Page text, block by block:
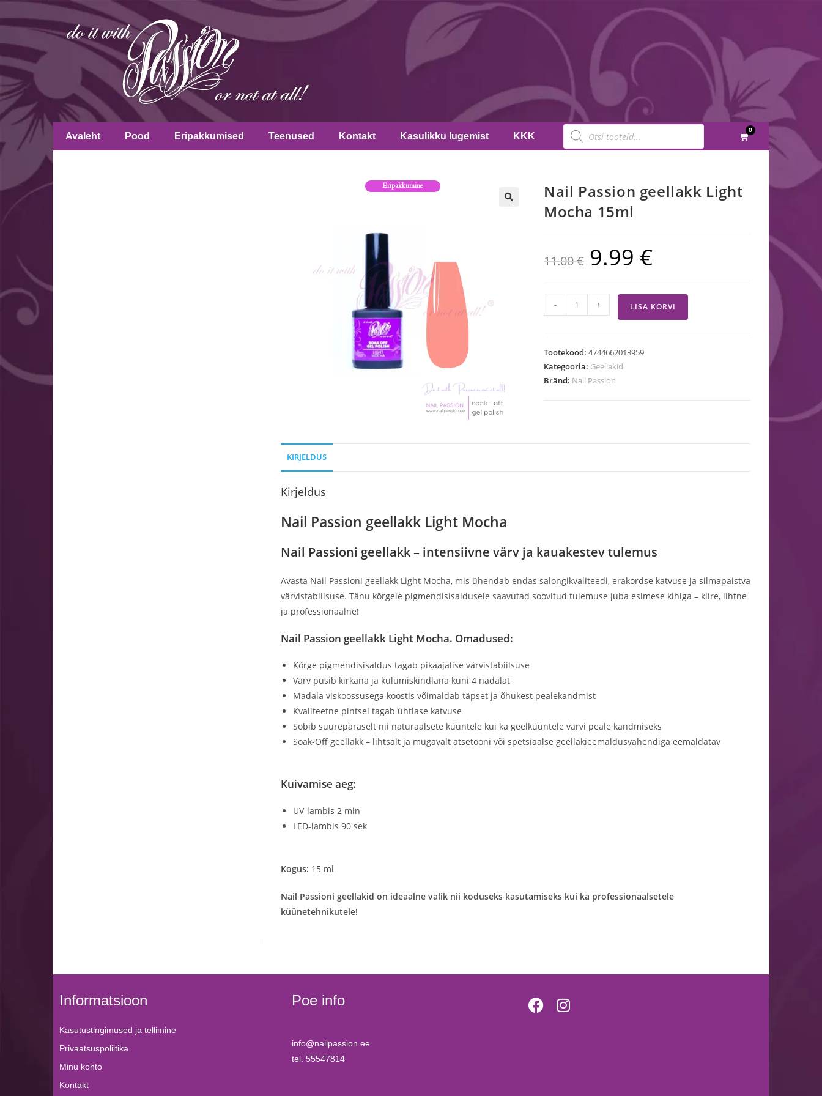
Avaleht Pood Eripakkumised Teenused Kontakt Kasulikku lugemist KKK
0
Eripakkumine
Nail Passion geellakk Light
Mocha 15ml
11.00€ 9.99 €
- + LISA KORVI
Tootekood: 4744662013959
Kategooria: Geellakid
Bränd: Nail Passion
KIRJELDUS
Kirjeldus
Nail Passion geellakk Light Mocha
Nail Passioni geellakk – intensiivne värv ja kauakestev tulemus
Avasta Nail Passioni geellakk Light Mocha, mis ühendab endas salongikvaliteedi, erakordse katvuse ja silmapaistva
värvistabiilsuse. Tänu kõrgele pigmendisisaldusele saavutad soovitud tulemuse juba esimese kihiga – kiire, lihtne
ja professionaalne!
Nail Passion geellakk Light Mocha. Omadused:
Kõrge pigmendisisaldus tagab pikaajalise värvistabiilsuse
Värv püsib kirkana ja kulumiskindlana kuni 4 nädalat
Madala viskoossusega koostis võimaldab täpset ja õhukest pealekandmist
Kvaliteetne pintsel tagab ühtlase katvuse
Sobib suurepäraselt nii naturaalsete küüntele kui ka geelküüntele värvi peale kandmiseks
Soak-Off geellakk – lihtsalt ja mugavalt atsetooni või spetsiaalse geellakieemaldusvahendiga eemaldatav
Kuivamise aeg:
UV-lambis 2 min
LED-lambis 90 sek
Kogus: 15 ml
Nail Passioni geellakid on ideaalne valik nii koduseks kasutamiseks kui ka professionaalsetele
küünetehnikutele!
Informatsioon
Kasutustingimused ja tellimine
Privaatsuspoliitika
Minu konto
Kontakt
Poe info
info@nailpassion.ee
tel. 55547814